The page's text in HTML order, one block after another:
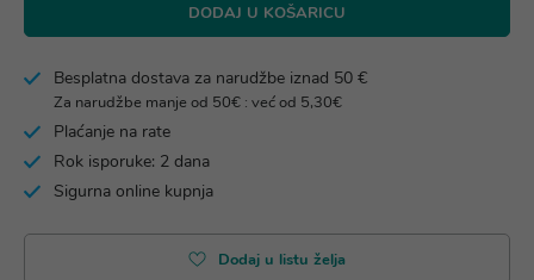
DODAJ U KOŠARICU
Besplatna dostava za narudžbe iznad 50 €
Za narudžbe manje od 50€ : već od 5,30€
Plaćanje na rate
Rok isporuke: 2 dana
Sigurna online kupnja
Dodaj u listu želja